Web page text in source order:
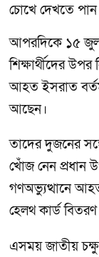
চোখে দেখতে পান
আপরদিকে ১৫
শিক্ষার্থীদের
আহত ইসরাত
আছেন।
তাদের দুজনের
খোঁজ নেন প্রধান
গণঅভ্যুত্থানে আহত
হেলথ কার্ড
এসময় জাতীয়